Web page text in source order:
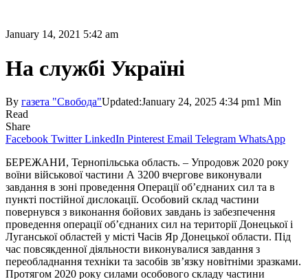
January 14, 2021 5:42 am
На службі Україні
By газета "Свобода"Updated:January 24, 2025 4:34 pm1 Min
Read
Share
Facebook Twitter LinkedIn Pinterest Email Telegram WhatsApp
БЕРЕЖАНИ, Тернопільська область. – Упродовж 2020 року
воїни військової частини А 3200 вчергове виконували
завдання в зоні проведення Операції об’єднаних сил та в
пункті постійної дислокації. Особовий склад частини
повернувся з виконання бойових завдань із забезпечення
проведення операції об’єднаних сил на території Донецької і
Луганської областей у місті Часів Яр Донецької области. Під
час повсякденної діяльности виконувалися завдання з
переобладнання техніки та засобів зв’язку новітніми зразками.
Протягом 2020 року силами особового складу частини